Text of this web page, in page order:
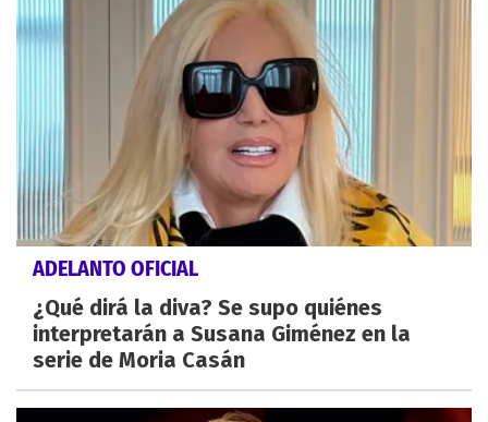
ADELANTO OFICIAL
¿Qué dirá la diva? Se supo quiénes
interpretarán a Susana Giménez en la
serie de Moria Casán